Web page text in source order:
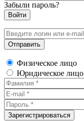
Забыли пароль?
Физическое лицо
Юридическое лицо